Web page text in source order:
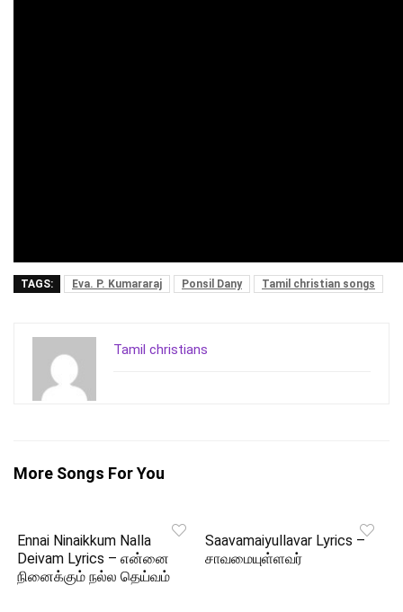
TAGS: Eva. P. Kumararaj Ponsil Dany Tamil christian songs
Tamil christians
More Songs For You
Ennai Ninaikkum Nalla
Deivam Lyrics – என்னை
நினைக்கும் நல்ல தெய்வம்
Saavamaiyullavar Lyrics –
சாவமையுள்ளவர்